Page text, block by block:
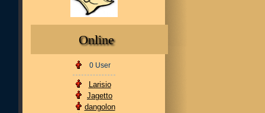
Online
0 User
Larisio
Jagetto
dangolon